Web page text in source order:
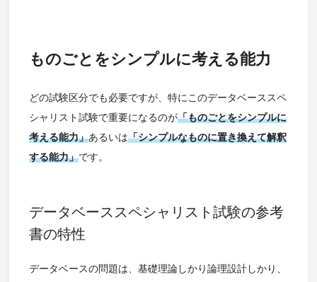
ものごとをシンプルに考える能力
どの試験区分でも必要ですが、特にこのデータベーススペ
シャリスト試験で重要になるのが「ものごとをシンプルに
考える能力」あるいは「シンプルなものに置き換えて解釈
する能力」です。
データベーススペシャリスト試験の参考
書の特性
データベースの問題は、基礎理論しかり論理設計しかり、